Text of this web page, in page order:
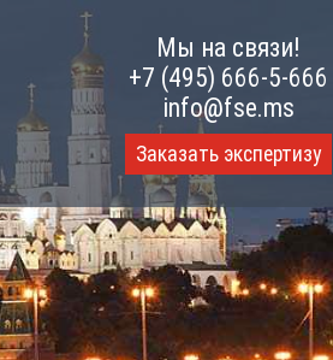
Мы на связи!
+7 (495) 666-5-666
info@fse.ms
Заказать экспертизу